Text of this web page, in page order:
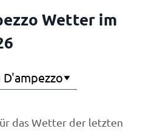
Wetter im
das Wetter der letzten